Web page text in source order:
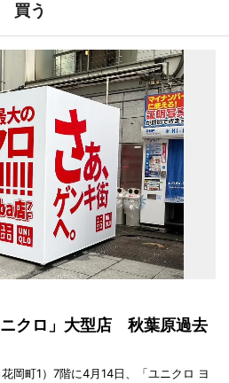
買う
クロ」大型店 秋葉原過去
岡町1）7階に4月14日、「ユニクロ ヨ